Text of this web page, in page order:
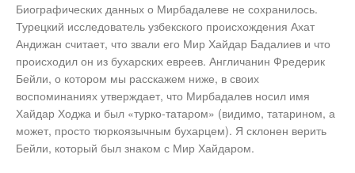
Биографических данных о Мирбадалеве не сохранилось.
Турецкий исследователь узбекского происхождения Ахат
Андижан считает, что звали его Мир Хайдар Бадалиев и что
происходил он из бухарских евреев. Англичанин Фредерик
Бейли, о котором мы расскажем ниже, в своих
воспоминаниях утверждает, что Мирбадалев носил имя
Хайдар Ходжа и был «турко-татаром» (видимо, татарином, а
может, просто тюркоязычным бухарцем). Я склонен верить
Бейли, который был знаком с Мир Хайдаром.